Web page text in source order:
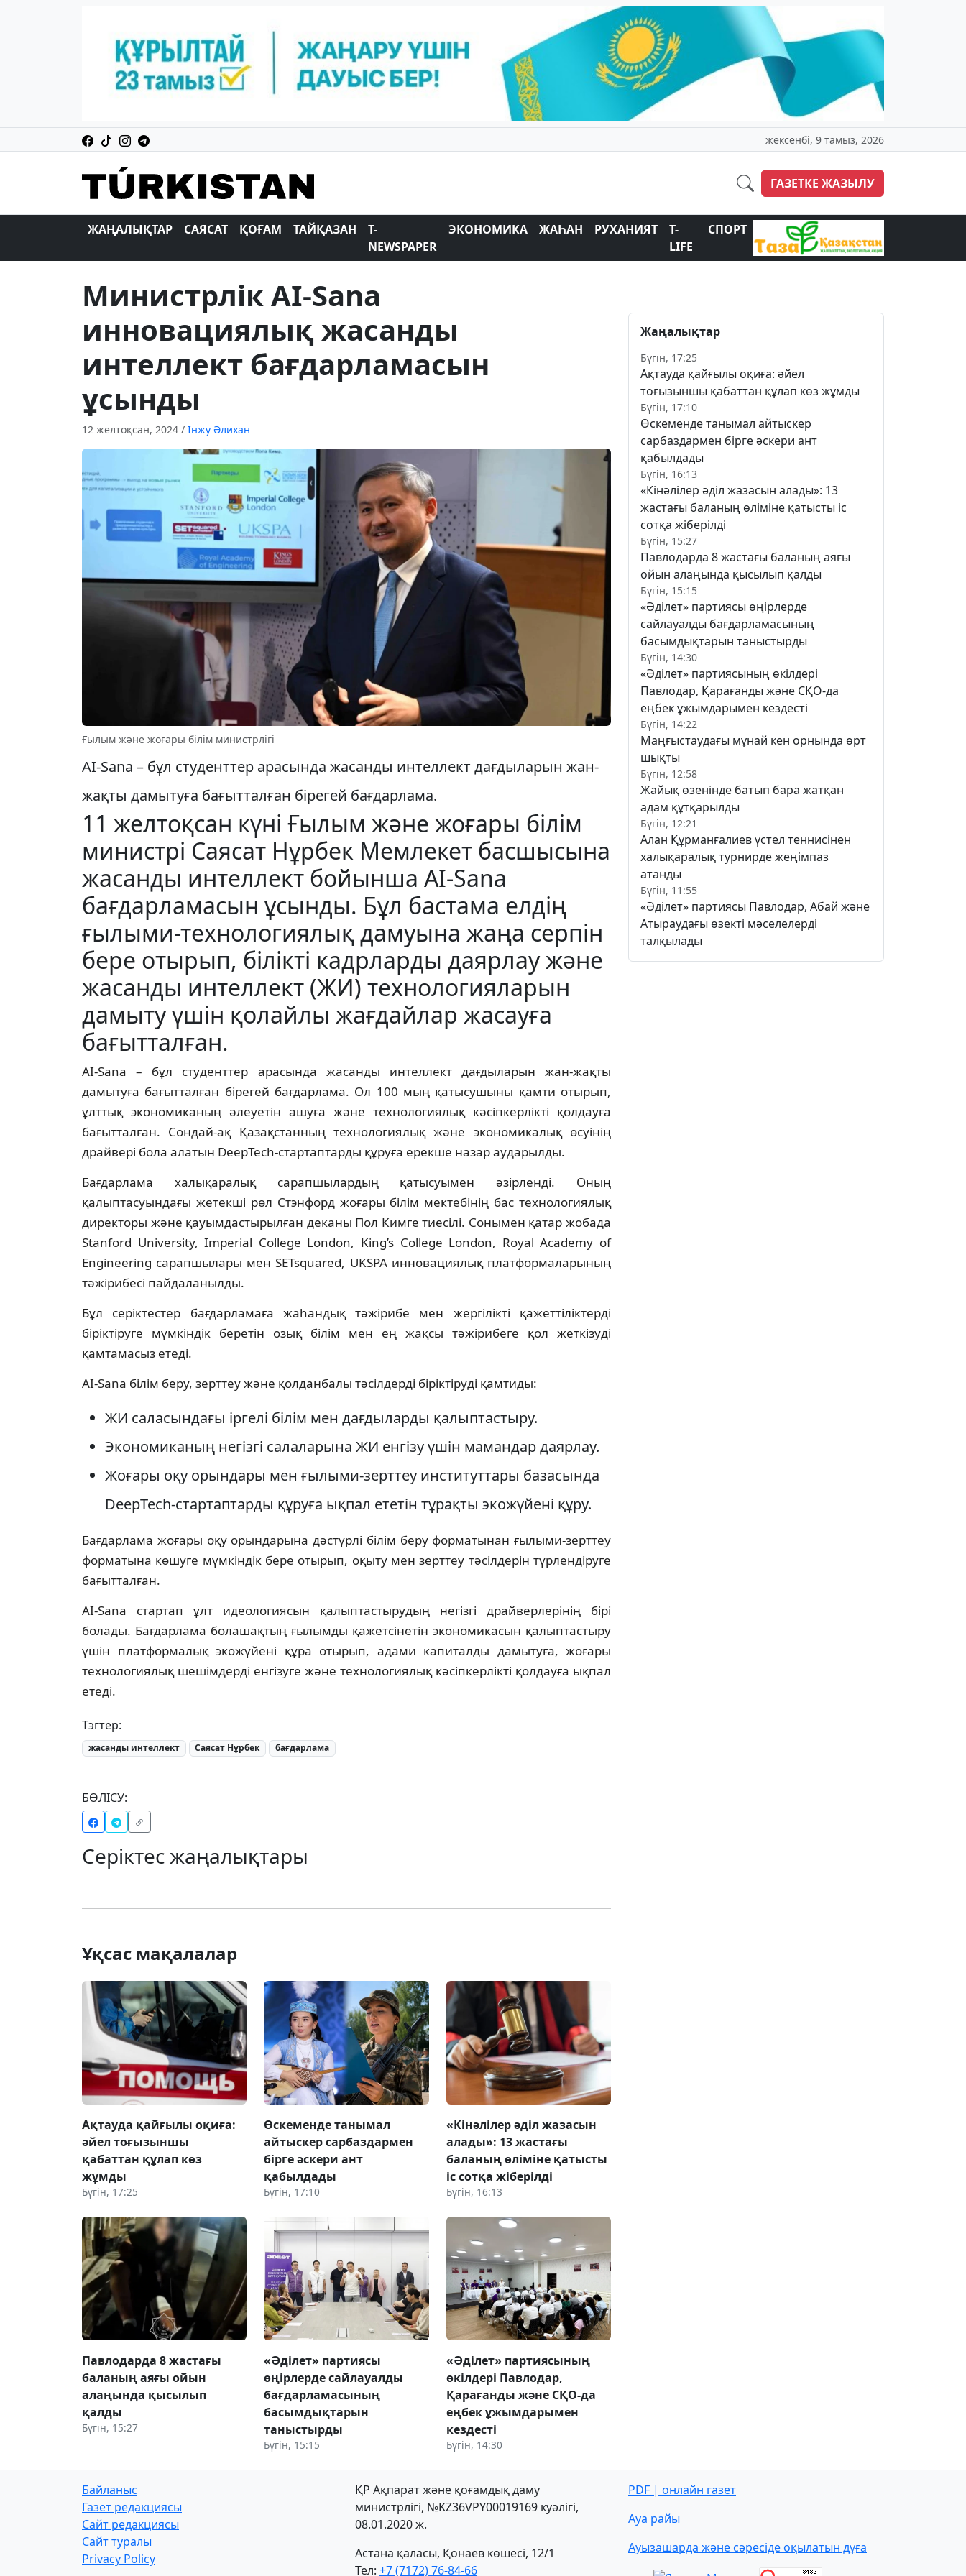
жексенбі, 9 тамыз, 2026
ГАЗЕТКЕ ЖАЗЫЛУ
ЖАҢАЛЫҚТАР САЯСАТ ҚОҒАМ ТАЙҚАЗАН
T-
NEWSPAPER
ЭКОНОМИКА ЖАҺАН РУХАНИЯТ
T-
LIFE
СПОРТ
Министрлік AI-Sana
инновациялық жасанды
интеллект бағдарламасын
ұсынды
12 желтоқсан, 2024 / Інжу Әлихан
Ғылым және жоғары білім министрлігі
AI-Sana – бұл студенттер арасында жасанды интеллект дағдыларын жан-
жақты дамытуға бағытталған бірегей бағдарлама.
11 желтоқсан күні Ғылым және жоғары білім
министрі Саясат Нұрбек Мемлекет басшысына
жасанды интеллект бойынша AI-Sana
бағдарламасын ұсынды. Бұл бастама елдің
ғылыми-технологиялық дамуына жаңа серпін
бере отырып, білікті кадрларды даярлау және
жасанды интеллект (ЖИ) технологияларын
дамыту үшін қолайлы жағдайлар жасауға
бағытталған.
AI-Sana – бұл студенттер арасында жасанды интеллект дағдыларын жан-жақты
дамытуға бағытталған бірегей бағдарлама. Ол 100 мың қатысушыны қамти отырып,
ұлттық экономиканың әлеуетін ашуға және технологиялық кәсіпкерлікті қолдауға
бағытталған. Сондай-ақ Қазақстанның технологиялық және экономикалық өсуінің
драйвері бола алатын DeepTech-стартаптарды құруға ерекше назар аударылды.
Бағдарлама халықаралық сарапшылардың қатысуымен әзірленді. Оның
қалыптасуындағы жетекші рөл Стэнфорд жоғары білім мектебінің бас технологиялық
директоры және қауымдастырылған деканы Пол Кимге тиесілі. Сонымен қатар жобада
Stanford University, Imperial College London, King’s College London, Royal Academy of
Engineering сарапшылары мен SETsquared, UKSPA инновациялық платформаларының
тәжірибесі пайдаланылды.
Бұл серіктестер бағдарламаға жаһандық тәжірибе мен жергілікті қажеттіліктерді
біріктіруге мүмкіндік беретін озық білім мен ең жақсы тәжірибеге қол жеткізуді
қамтамасыз етеді.
AI-Sana білім беру, зерттеу және қолданбалы тәсілдерді біріктіруді қамтиды:
ЖИ саласындағы іргелі білім мен дағдыларды қалыптастыру.
Экономиканың негізгі салаларына ЖИ енгізу үшін мамандар даярлау.
Жоғары оқу орындары мен ғылыми-зерттеу институттары базасында
DeepTech-стартаптарды құруға ықпал ететін тұрақты экожүйені құру.
Бағдарлама жоғары оқу орындарына дәстүрлі білім беру форматынан ғылыми-зерттеу
форматына көшуге мүмкіндік бере отырып, оқыту мен зерттеу тәсілдерін түрлендіруге
бағытталған.
AI-Sana стартап ұлт идеологиясын қалыптастырудың негізгі драйверлерінің бірі
болады. Бағдарлама болашақтың ғылымды қажетсінетін экономикасын қалыптастыру
үшін платформалық экожүйені құра отырып, адами капиталды дамытуға, жоғары
технологиялық шешімдерді енгізуге және технологиялық кәсіпкерлікті қолдауға ықпал
етеді.
Тэгтер:
жасанды интеллект Саясат Нұрбек бағдарлама
БӨЛІСУ:
Серіктес жаңалықтары
Ұқсас мақалалар
Ақтауда қайғылы оқиға:
әйел тоғызыншы
қабаттан құлап көз
жұмды
Бүгін, 17:25
Өскеменде танымал
айтыскер сарбаздармен
бірге әскери ант
қабылдады
Бүгін, 17:10
«Кінәлілер әділ жазасын
алады»: 13 жастағы
баланың өліміне қатысты
іс сотқа жіберілді
Бүгін, 16:13
Павлодарда 8 жастағы
баланың аяғы ойын
алаңында қысылып
қалды
Бүгін, 15:27
«Әділет» партиясы
өңірлерде сайлауалды
бағдарламасының
басымдықтарын
таныстырды
Бүгін, 15:15
«Әділет» партиясының
өкілдері Павлодар,
Қарағанды және СҚО-да
еңбек ұжымдарымен
кездесті
Бүгін, 14:30
Жаңалықтар
Бүгін, 17:25
Ақтауда қайғылы оқиға: әйел
тоғызыншы қабаттан құлап көз жұмды
Бүгін, 17:10
Өскеменде танымал айтыскер
сарбаздармен бірге әскери ант
қабылдады
Бүгін, 16:13
«Кінәлілер әділ жазасын алады»: 13
жастағы баланың өліміне қатысты іс
сотқа жіберілді
Бүгін, 15:27
Павлодарда 8 жастағы баланың аяғы
ойын алаңында қысылып қалды
Бүгін, 15:15
«Әділет» партиясы өңірлерде
сайлауалды бағдарламасының
басымдықтарын таныстырды
Бүгін, 14:30
«Әділет» партиясының өкілдері
Павлодар, Қарағанды және СҚО-да
еңбек ұжымдарымен кездесті
Бүгін, 14:22
Маңғыстаудағы мұнай кен орнында өрт
шықты
Бүгін, 12:58
Жайық өзенінде батып бара жатқан
адам құтқарылды
Бүгін, 12:21
Алан Құрманғалиев үстел теннисінен
халықаралық турнирде жеңімпаз
атанды
Бүгін, 11:55
«Әділет» партиясы Павлодар, Абай және
Атыраудағы өзекті мәселелерді
талқылады
Байланыс
Газет редакциясы
Сайт редакциясы
Сайт туралы
Privacy Policy
ҚР Ақпарат және қоғамдық даму
министрлігі, №KZ36VPY00019169 куәлігі,
08.01.2020 ж.
Астана қаласы, Қонаев көшесі, 12/1
Тел: +7 (7172) 76-84-66
PDF | онлайн газет
Ауа райы
Ауызашарда және сәресіде оқылатын дұға